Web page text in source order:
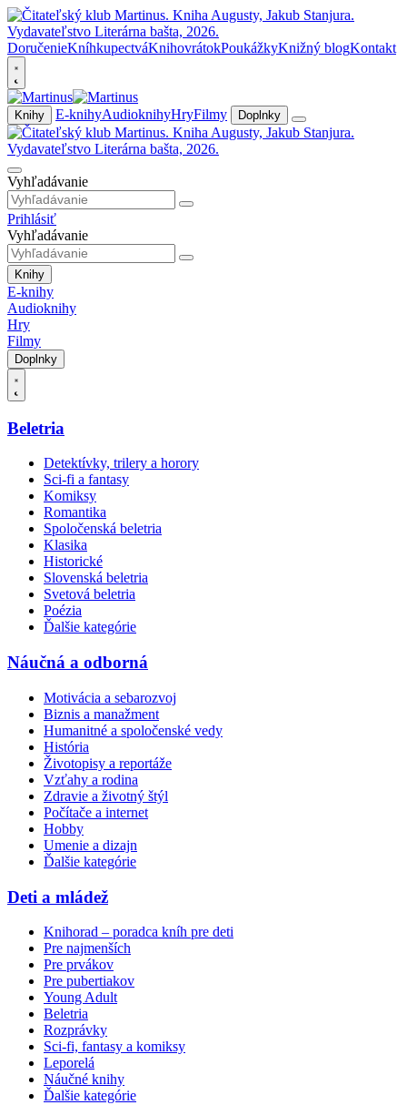
DoručenieKníhkupectváKnihovrátokPoukážkyKnižný blogKontakt
Knihy E-knihyAudioknihyHryFilmy Doplnky
Vyhľadávanie
Prihlásiť
Vyhľadávanie
Knihy
E-knihy
Audioknihy
Hry
Filmy
Doplnky
Beletria
Detektívky, trilery a horory
Sci-fi a fantasy
Komiksy
Romantika
Spoločenská beletria
Klasika
Historické
Slovenská beletria
Svetová beletria
Poézia
Ďalšie kategórie
Náučná a odborná
Motivácia a sebarozvoj
Biznis a manažment
Humanitné a spoločenské vedy
História
Životopisy a reportáže
Vzťahy a rodina
Zdravie a životný štýl
Počítače a internet
Hobby
Umenie a dizajn
Ďalšie kategórie
Deti a mládež
Knihorad – poradca kníh pre deti
Pre najmenších
Pre prvákov
Pre pubertiakov
Young Adult
Beletria
Rozprávky
Sci-fi, fantasy a komiksy
Leporelá
Náučné knihy
Ďalšie kategórie